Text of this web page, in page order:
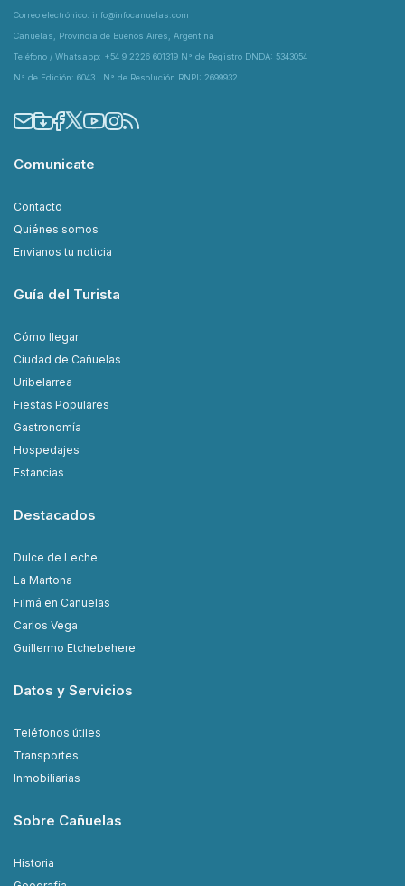
Correo electrónico: info@infocanuelas.com
Cañuelas, Provincia de Buenos Aires, Argentina
Teléfono / Whatsapp: +54 9 2226 601319 N° de Registro DNDA: 5343054
N° de Edición: 6043 | N° de Resolución RNPI: 2699932
Comunicate
Contacto
Quiénes somos
Envianos tu noticia
Guía del Turista
Cómo llegar
Ciudad de Cañuelas
Uribelarrea
Fiestas Populares
Gastronomía
Hospedajes
Estancias
Destacados
Dulce de Leche
La Martona
Filmá en Cañuelas
Carlos Vega
Guillermo Etchebehere
Datos y Servicios
Teléfonos útiles
Transportes
Inmobiliarias
Sobre Cañuelas
Historia